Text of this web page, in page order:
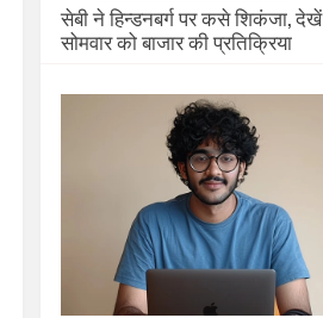
सेबी ने हिन्डनबर्ग पर कसे शिकंजा, देखें
सोमवार को बाजार की प्रतिक्रिया